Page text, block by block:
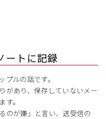
ートに記録
ルの話です。
があり、保存していないメー
。
のが嫌」と言い、送受信の